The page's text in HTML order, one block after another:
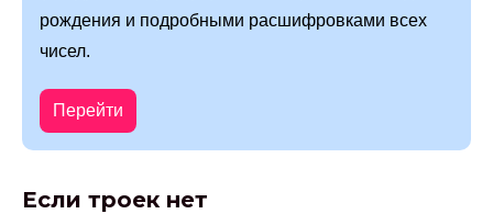
рождения и подробными расшифровками всех
чисел.
Перейти
Если троек нет